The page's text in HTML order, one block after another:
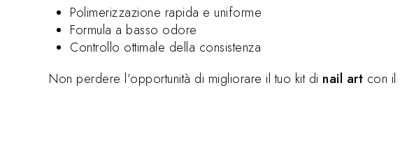
Polimerizzazione rapida e uniforme
Formula a basso odore
Controllo ottimale della consistenza
Non perdere l’opportunità di migliorare il tuo kit di nail art con il